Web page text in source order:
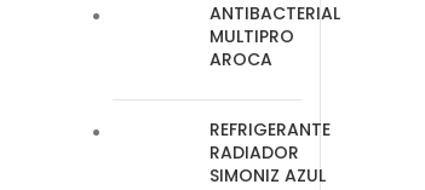
ANTIBACTERIAL
MULTIPRO
AROCA
REFRIGERANTE
RADIADOR
SIMONIZ AZUL